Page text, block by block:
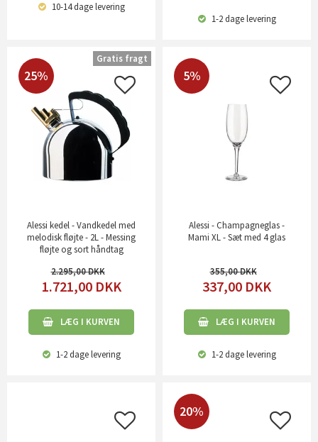
10-14 dagelevering
1-2 dagelevering
25%
Alessi kedel - Vandkedel med
melodisk fløjte - 2L - Messing
fløjte og sort håndtag
2.295,00
1.721,00 DKK
LÆG I KURVEN
1-2 dagelevering
Gratis fragt
5%
Alessi - Champagneglas -
Mami XL - Sæt med 4 glas
355,00
337,00 DKK
LÆG I KURVEN
1-2 dagelevering
20%